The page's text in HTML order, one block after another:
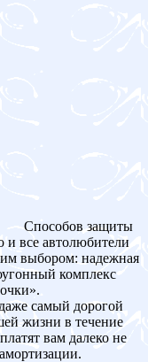
Способов защиты
и все автолюбители
выбором: надежная
комплекс
самый дорогой
жизни в течение
вам далеко не